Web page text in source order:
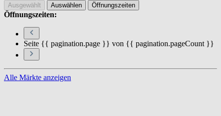
Ausgewählt Auswählen Öffnungszeiten
Öffnungszeiten:
Seite {{ pagination.page }} von {{ pagination.pageCount }}
Alle Märkte anzeigen